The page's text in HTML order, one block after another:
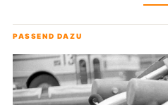
PASSEND DAZU